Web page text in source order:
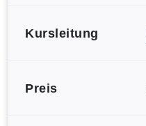
Kursleitung
Preis